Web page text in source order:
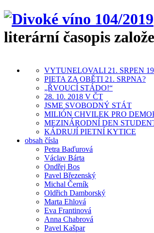
literární časopis
VYTUNELOVALI 21. SRPEN
PIETA ZA OBĚTI 21. SRPNA?
„ŘVOUCÍ STÁDO!“
28. 10. 2018 V ČT
JSME SVOBODNÝ STÁT
MILIÓN CHVILEK PRO
MEZINÁRODNÍ DEN
KÁDRUJÍ PIETNÍ KYTICE
obsah čísla
Petra Baďurová
Václav Bárta
Ondřej Bos
Pavel Březenský
Michal Černík
Oldřich Damborský
Marta Ehlová
Eva Frantinová
Anna Chabrová
Pavel Kašpar